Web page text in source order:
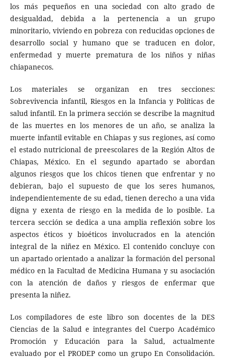
los más pequeños en una sociedad con alto grado de
desigualdad, debida a la pertenencia a un grupo
minoritario, viviendo en pobreza con reducidas opciones de
desarrollo social y humano que se traducen en dolor,
enfermedad y muerte prematura de los niños y niñas
chiapanecos.
Los materiales se organizan en tres secciones:
Sobrevivencia infantil, Riesgos en la Infancia y Políticas de
salud infantil. En la primera sección se describe la magnitud
de las muertes en los menores de un año, se analiza la
muerte infantil evitable en Chiapas y sus regiones, así como
el estado nutricional de preescolares de la Región Altos de
Chiapas, México. En el segundo apartado se abordan
algunos riesgos que los chicos tienen que enfrentar y no
debieran, bajo el supuesto de que los seres humanos,
independientemente de su edad, tienen derecho a una vida
digna y exenta de riesgo en la medida de lo posible. La
tercera sección se dedica a una amplia reflexión sobre los
aspectos éticos y bioéticos involucrados en la atención
integral de la niñez en México. El contenido concluye con
un apartado orientado a analizar la formación del personal
médico en la Facultad de Medicina Humana y su asociación
con la atención de daños y riesgos de enfermar que
presenta la niñez.
Los compiladores de este libro son docentes de la DES
Ciencias de la Salud e integrantes del Cuerpo Académico
Promoción y Educación para la Salud, actualmente
evaluado por el PRODEP como un grupo En Consolidación.